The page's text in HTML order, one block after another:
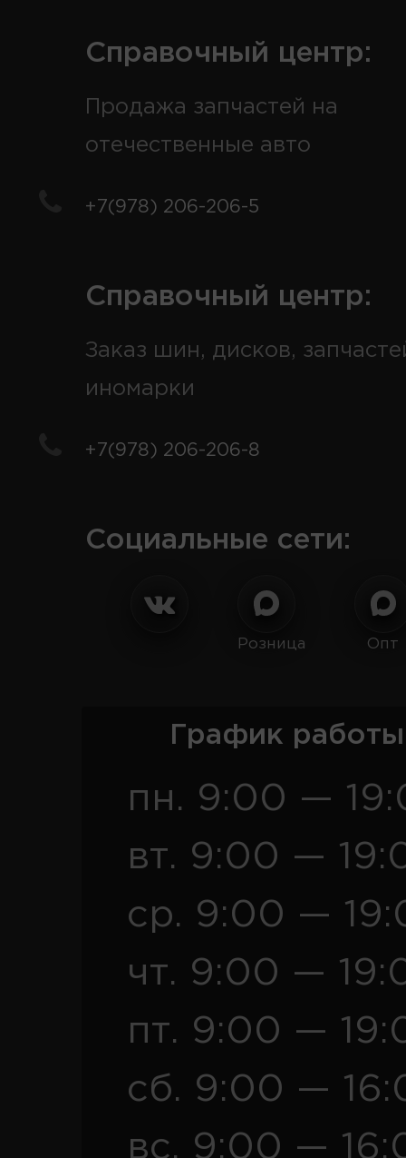
Справочный центр:
Продажа запчастей на
отечественные авто
+7(978) 206-206-5
Справочный центр:
Заказ шин, дисков,
иномарки
+7(978) 206-206-8
Социальные сети:
Розница Опт
График
пн. 9:00 —
вт. 9:00 —
ср. 9:00 —
чт. 9:00 —
пт. 9:00 —
сб. 9:00 —
вс. 9:00 —